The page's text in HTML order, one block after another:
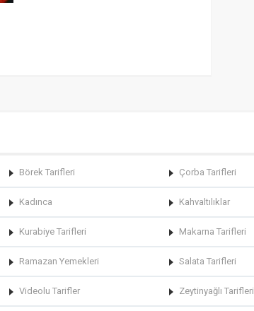
Börek Tarifleri Çorba Tarifleri
Kadınca Kahvaltılıklar
Kurabiye Tarifleri Makarna Tarifleri
Ramazan Yemekleri Salata Tarifleri
Videolu Tarifler Zeytinyağlı Tarifleri